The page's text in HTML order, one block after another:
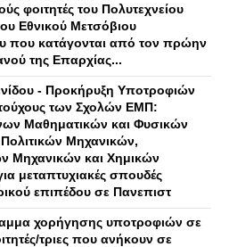
φοιτητές του Πολυτεχνείου
Εθνικού Μετσόβιου
που κατάγονται από τον πρώην
της Επαρχίας...
- Προκήρυξη Υποτροφιών
των Σχολών ΕΜΠ:
Μαθηματικών και Φυσικών
Μηχανικών,
Μηχανικών και Χημικών
μεταπτυχιακές σπουδές
επιπέδου σε Πανεπιστ
χορήγησης υποτροφιών σε
τριες που ανήκουν σε